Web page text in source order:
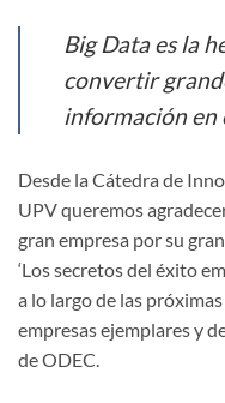
Big Data es la
convertir
información en
Desde la Cátedra de
UPV queremos
gran empresa por su
‘Los secretos del éxito
a lo largo de las
empresas ejemplares y
de ODEC.